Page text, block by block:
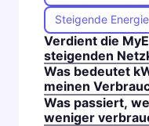
Steigende
Verdient die
steigenden
Was bedeutet
meinen
Was passiert,
weniger